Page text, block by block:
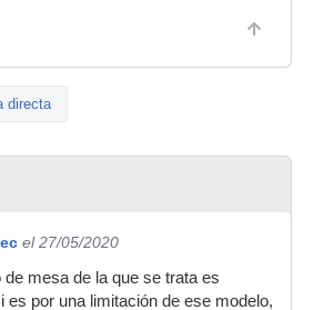
directa
el 27/05/2020
mesa de la que se trata es
es por una limitación de ese modelo,